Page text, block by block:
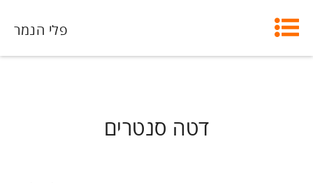
פלי הנמר
דטה סנטרים